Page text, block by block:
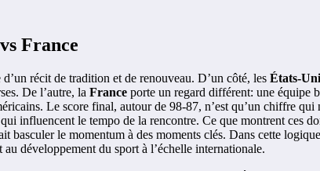
France
récit de tradition et de renouveau. D’un côté, les États-
De l’autre, la France porte un regard différent: une équipe
Le score final, autour de 98-87, n’est qu’un chiffre
influencent le tempo de la rencontre. Ce que montrent ces
basculer le momentum à des moments clés. Dans cette
développement du sport à l’échelle internationale.